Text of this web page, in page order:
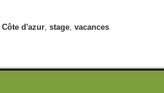
Côte d'azur, stage, vacances